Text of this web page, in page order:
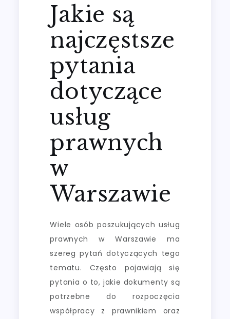
Jakie są
najczęstsze
pytania
dotyczące
usług
prawnych
w
Warszawie
Wiele osób poszukujących usług
prawnych w Warszawie ma
szereg pytań dotyczących tego
tematu. Często pojawiają się
pytania o to, jakie dokumenty są
potrzebne do rozpoczęcia
współpracy z prawnikiem oraz